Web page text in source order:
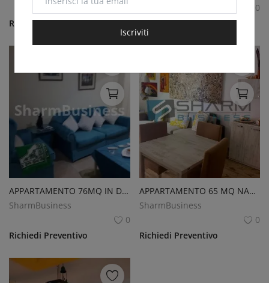
Iscriviti
0
Richiedi Preventivo
0
Richiedi Preventivo
APPARTAMENTO 76MQ IN DELTA SHARM
SharmBusiness
0
Richiedi Preventivo
APPARTAMENTO 65 MQ NABQ
SharmBusiness
0
Richiedi Preventivo